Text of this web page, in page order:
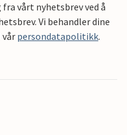
vårt nyhetsbrev ved å
Vi behandler dine
persondatapolitikk.